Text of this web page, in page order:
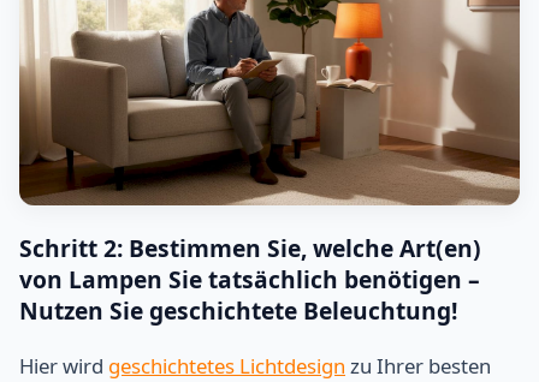
Schritt 2: Bestimmen Sie, welche Art(en)
von Lampen Sie tatsächlich benötigen –
Nutzen Sie geschichtete Beleuchtung!
Hier wird geschichtetes Lichtdesign zu Ihrer besten